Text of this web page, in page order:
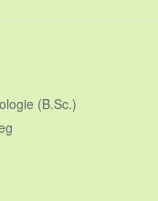
(B.Sc.)